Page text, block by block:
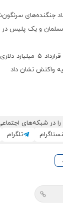
جنگنده‌های
و یک پلیس در
واکنش نشان داد
را در شبکه‌های
تلگرام